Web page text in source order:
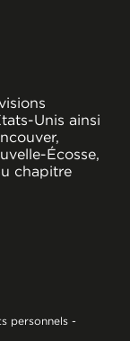
Unis ainsi
Écosse,
chapitre
personnels -